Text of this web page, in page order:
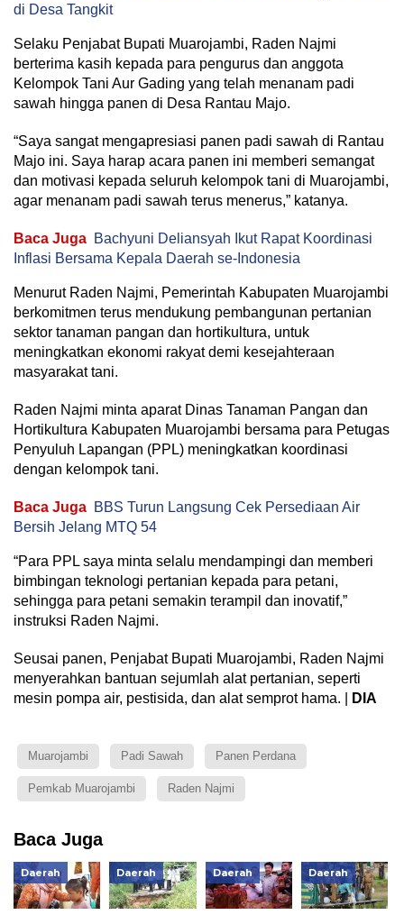
di Desa Tangkit
Selaku Penjabat Bupati Muarojambi, Raden Najmi
berterima kasih kepada para pengurus dan anggota
Kelompok Tani Aur Gading yang telah menanam padi
sawah hingga panen di Desa Rantau Majo.
“Saya sangat mengapresiasi panen padi sawah di Rantau
Majo ini. Saya harap acara panen ini memberi semangat
dan motivasi kepada seluruh kelompok tani di Muarojambi,
agar menanam padi sawah terus menerus,” katanya.
Baca Juga Bachyuni Deliansyah Ikut Rapat Koordinasi
Inflasi Bersama Kepala Daerah se-Indonesia
Menurut Raden Najmi, Pemerintah Kabupaten Muarojambi
berkomitmen terus mendukung pembangunan pertanian
sektor tanaman pangan dan hortikultura, untuk
meningkatkan ekonomi rakyat demi kesejahteraan
masyarakat tani.
Raden Najmi minta aparat Dinas Tanaman Pangan dan
Hortikultura Kabupaten Muarojambi bersama para Petugas
Penyuluh Lapangan (PPL) meningkatkan koordinasi
dengan kelompok tani.
Baca Juga BBS Turun Langsung Cek Persediaan Air
Bersih Jelang MTQ 54
“Para PPL saya minta selalu mendampingi dan memberi
bimbingan teknologi pertanian kepada para petani,
sehingga para petani semakin terampil dan inovatif,”
instruksi Raden Najmi.
Seusai panen, Penjabat Bupati Muarojambi, Raden Najmi
menyerahkan bantuan sejumlah alat pertanian, seperti
mesin pompa air, pestisida, dan alat semprot hama. |
DIA
Muarojambi Padi Sawah Panen Perdana
Pemkab Muarojambi Raden Najmi
Baca Juga
Daerah Daerah Daerah Daerah